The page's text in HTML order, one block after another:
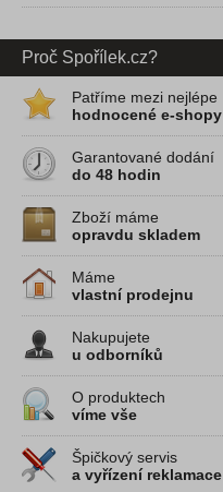
Proč Spořílek.cz?
Patříme mezi nejlépe
hodnocené e-shopy
Garantované dodání
do 48 hodin
Zboží máme
opravdu skladem
Máme
vlastní prodejnu
Nakupujete
u odborníků
O produktech
víme vše
Špičkový servis
a vyřízení reklamace